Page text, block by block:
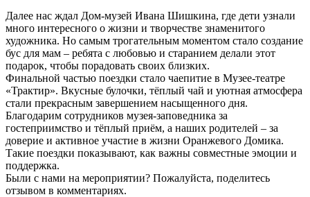
Далее нас ждал Дом-музей Ивана Шишкина, где дети узнали
много интересного о жизни и творчестве знаменитого
художника. Но самым трогательным моментом стало создание
бус для мам – ребята с любовью и старанием делали этот
подарок, чтобы порадовать своих близких.
Финальной частью поездки стало чаепитие в Музее-театре
«Трактир». Вкусные булочки, тёплый чай и уютная атмосфера
стали прекрасным завершением насыщенного дня.
Благодарим сотрудников музея-заповедника за
гостеприимство и тёплый приём, а наших родителей – за
доверие и активное участие в жизни Оранжевого Домика.
Такие поездки показывают, как важны совместные эмоции и
поддержка.
Были с нами на мероприятии? Пожалуйста, поделитесь
отзывом в комментариях.